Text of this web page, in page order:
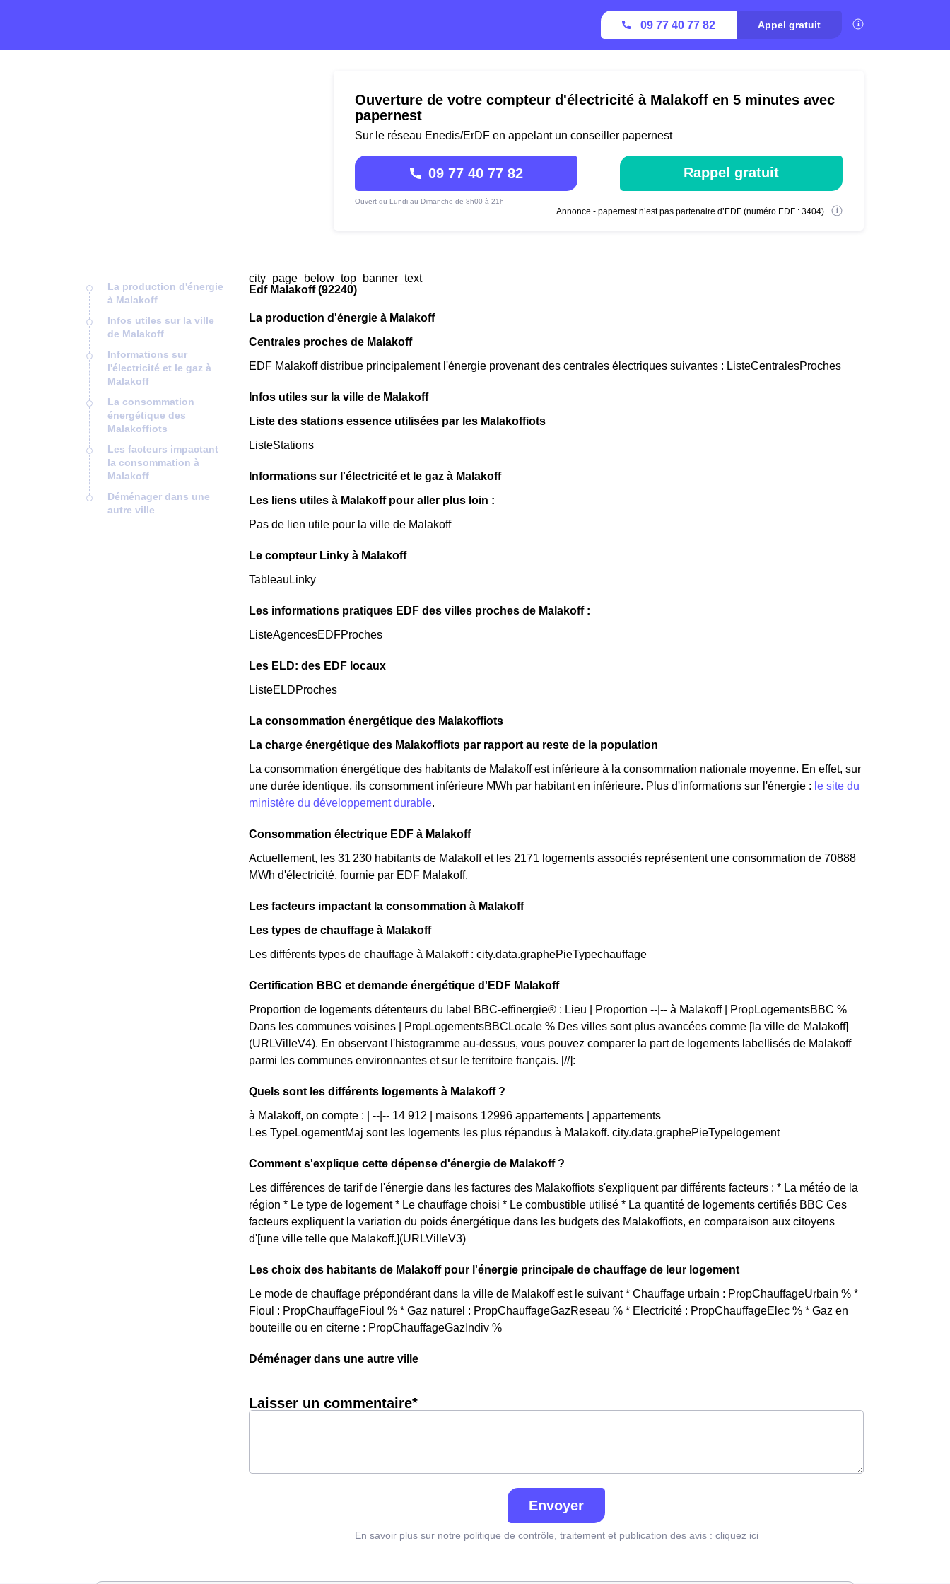
09 77 40 77 82 Appel gratuit
Ouverture de votre compteur d'électricité à Malakoff en 5 minutes avec
papernest
Sur le réseau Enedis/ErDF en appelant un conseiller papernest
09 77 40 77 82
Ouvert du Lundi au Dimanche de 8h00 à 21h
Rappel gratuit
Annonce - papernest n’est pas partenaire d’EDF (numéro EDF : 3404)
La production d'énergie
à Malakoff
Infos utiles sur la ville
de Malakoff
Informations sur
l'électricité et le gaz à
Malakoff
La consommation
énergétique des
Malakoffiots
Les facteurs impactant
la consommation à
Malakoff
Déménager dans une
autre ville
city_page_below_top_banner_text
Edf Malakoff (92240)
La production d'énergie à Malakoff
Centrales proches de Malakoff
EDF Malakoff distribue principalement l'énergie provenant des centrales électriques suivantes : ListeCentralesProches
Infos utiles sur la ville de Malakoff
Liste des stations essence utilisées par les Malakoffiots
ListeStations
Informations sur l'électricité et le gaz à Malakoff
Les liens utiles à Malakoff pour aller plus loin :
Pas de lien utile pour la ville de Malakoff
Le compteur Linky à Malakoff
TableauLinky
Les informations pratiques EDF des villes proches de Malakoff :
ListeAgencesEDFProches
Les ELD: des EDF locaux
ListeELDProches
La consommation énergétique des Malakoffiots
La charge énergétique des Malakoffiots par rapport au reste de la population
La consommation énergétique des habitants de Malakoff est inférieure à la consommation nationale moyenne. En effet, sur
une durée identique, ils consomment inférieure MWh par habitant en inférieure. Plus d'informations sur l'énergie : le site du
ministère du développement durable.
Consommation électrique EDF à Malakoff
Actuellement, les 31 230 habitants de Malakoff et les 2171 logements associés représentent une consommation de 70888
MWh d'électricité, fournie par EDF Malakoff.
Les facteurs impactant la consommation à Malakoff
Les types de chauffage à Malakoff
Les différents types de chauffage à Malakoff : city.data.graphePieTypechauffage
Certification BBC et demande énergétique d'EDF Malakoff
Proportion de logements détenteurs du label BBC-effinergie® : Lieu | Proportion --|-- à Malakoff | PropLogementsBBC %
Dans les communes voisines | PropLogementsBBCLocale % Des villes sont plus avancées comme [la ville de Malakoff]
(URLVilleV4). En observant l'histogramme au-dessus, vous pouvez comparer la part de logements labellisés de Malakoff
parmi les communes environnantes et sur le territoire français. [//]:
Quels sont les différents logements à Malakoff ?
à Malakoff, on compte : | --|-- 14 912 | maisons 12996 appartements | appartements
Les TypeLogementMaj sont les logements les plus répandus à Malakoff. city.data.graphePieTypelogement
Comment s'explique cette dépense d'énergie de Malakoff ?
Les différences de tarif de l'énergie dans les factures des Malakoffiots s'expliquent par différents facteurs : * La météo de la
région * Le type de logement * Le chauffage choisi * Le combustible utilisé * La quantité de logements certifiés BBC Ces
facteurs expliquent la variation du poids énergétique dans les budgets des Malakoffiots, en comparaison aux citoyens
d'[une ville telle que Malakoff.](URLVilleV3)
Les choix des habitants de Malakoff pour l'énergie principale de chauffage de leur logement
Le mode de chauffage prépondérant dans la ville de Malakoff est le suivant * Chauffage urbain : PropChauffageUrbain % *
Fioul : PropChauffageFioul % * Gaz naturel : PropChauffageGazReseau % * Electricité : PropChauffageElec % * Gaz en
bouteille ou en citerne : PropChauffageGazIndiv %
Déménager dans une autre ville
Laisser un commentaire*
Envoyer
En savoir plus sur notre politique de contrôle, traitement et publication des avis : cliquez ici